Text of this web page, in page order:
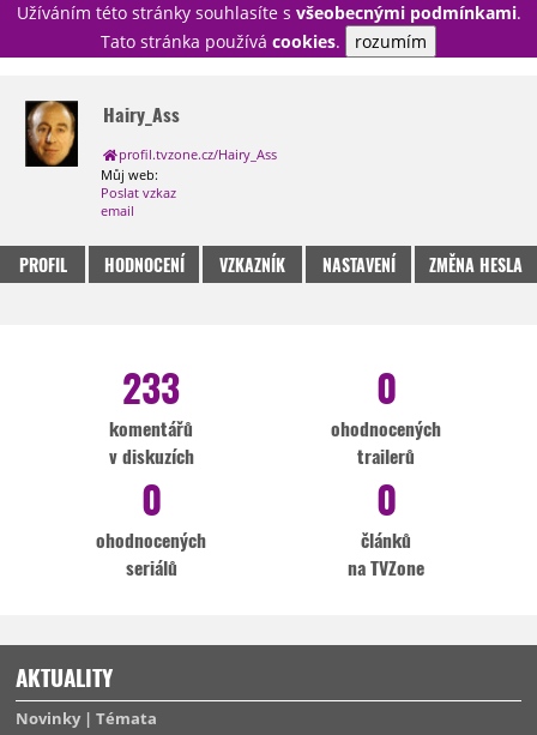
Užíváním této stránky souhlasíte s všeobecnými podmínkami.
Tato stránka používá cookies. rozumím
PŘIHLÁSIT
NOVINKY
TÉMATA
RECENZE
EPIZODY
TRAILERY
GALERIE
DISKUZE
STATISTIKY
TIRÁŽ
Hairy_Ass
profil.tvzone.cz/Hairy_Ass
Můj web:
Poslat vzkaz
email
PROFIL HODNOCENÍ VZKAZNÍK NASTAVENÍ ZMĚNA HESLA
233
komentářů
v diskuzích
0
ohodnocených
trailerů
0
ohodnocených
seriálů
0
článků
na TVZone
AKTUALITY
Novinky Témata